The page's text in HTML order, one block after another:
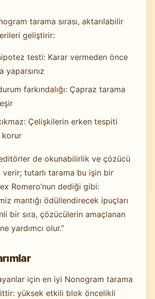
tarama sırası, aktarılabilir
geliştirir:
testi: Karar vermeden önce
yaparsınız
farkındalığı: Çapraz tarama
Çelişkilerin erken tespiti
korur
de okunabilirlik ve çözücü
verir; tutarlı tarama bu işin bir
Romero’nun dediği gibi:
mantığı ödüllendirecek ipuçları
bir sıra, çözücülerin amaçlanan
yardımcı olur.”
için en iyi Nonogram tarama
yüksek etkili blok öncelikli